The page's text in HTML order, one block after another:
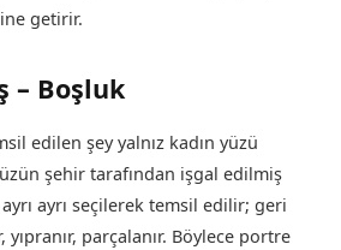
getirir.
– Boşluk
edilen şey yalnız kadın yüzü
şehir tarafından işgal edilmiş
ayrı seçilerek temsil edilir; geri
parçalanır. Böylece portre